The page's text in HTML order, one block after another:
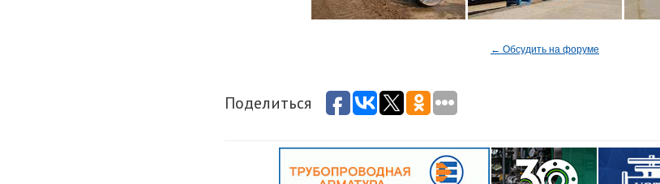
← Обсудить на форуме
Поделиться